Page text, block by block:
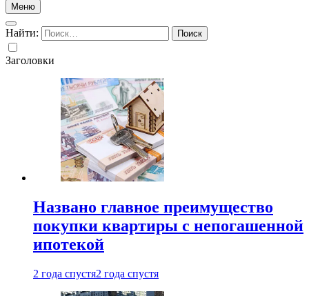
Меню
Найти:
Заголовки
Названо главное преимущество
покупки квартиры с непогашенной
ипотекой
2 года спустя2 года спустя